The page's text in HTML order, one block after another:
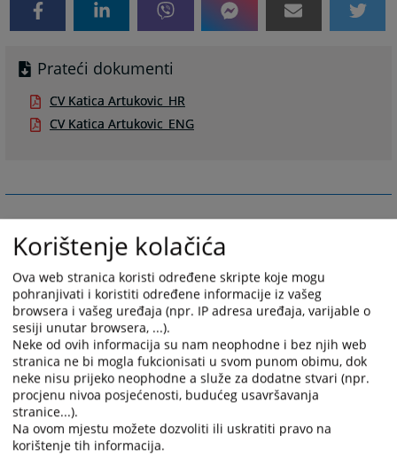
Prateći dokumenti
CV Katica Artukovic_HR
CV Katica Artukovic_ENG
Županijski sud Široki Brijeg zajedno sa predsjednicom Suda ima 5
redovnih sudaca, i to:
1. dr. sc. Katica Artuković - predsjednica
2. Milica Bošković - zamjenica predsjednice suda
3. Gordana Pažin
4. Franjo Ravlija
5. Josipa Koroušić
3567
Korištenje kolačića
Ova web stranica koristi određene skripte koje mogu
pohranjivati i koristiti određene informacije iz vašeg
browsera i vašeg uređaja (npr. IP adresa uređaja, varijable o
sesiji unutar browsera, ...).
Neke od ovih informacija su nam neophodne i bez njih web
stranica ne bi mogla fukcionisati u svom punom obimu, dok
neke nisu prijeko neophodne a služe za dodatne stvari (npr.
procjenu nivoa posjećenosti, budućeg usavršavanja
stranice...).
Na ovom mjestu možete dozvoliti ili uskratiti pravo na
korištenje tih informacija.